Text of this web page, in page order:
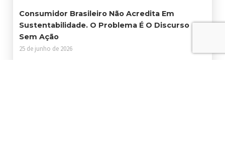
Consumidor Brasileiro Não Acredita Em
Sustentabilidade. O Problema É O Discurso
Sem Ação
25 de junho de 2026